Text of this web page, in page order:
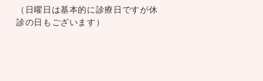
（日曜日は基本的に診療日ですが休
診の日もございます）